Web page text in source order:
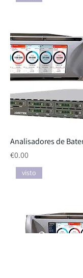
Analisadores de
Price
€0.00
visto